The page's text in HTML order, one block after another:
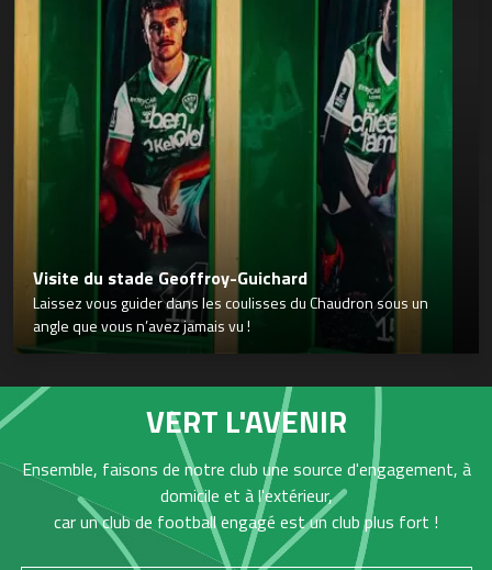
Visite du stade Geoffroy-Guichard
Laissez vous guider dans les coulisses du Chaudron sous un
angle que vous n’avez jamais vu !
VERT L'AVENIR
Ensemble, faisons de notre club une source d'engagement, à
domicile et à l'extérieur,
car un club de football engagé est un club plus fort !